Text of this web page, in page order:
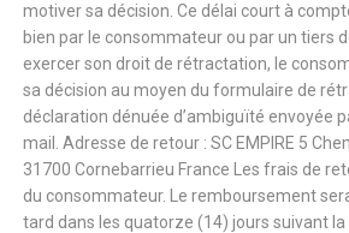
motiver sa décision. Ce délai court à
bien par le consommateur ou par un tiers
exercer son droit de rétractation, le
sa décision au moyen du formulaire de
déclaration dénuée d’ambiguïté envoyée
mail. Adresse de retour : SC EMPIRE 5
31700 Cornebarrieu France Les frais de
du consommateur. Le remboursement
tard dans les quatorze (14) jours suivant la